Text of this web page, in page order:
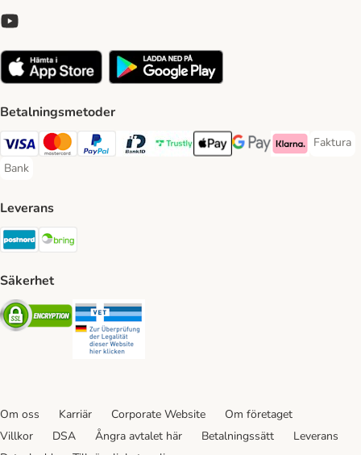
Betalningsmetoder
Visa Payment Method
Mastercard Payment Method
PayPal Payment Method
BankID Payment Method
Trustly Payment Method
Apple Pay Payment Method
Googple Pay Payment
Klarna Payment
Faktura
Faktura
Bank
Bank Payment Method
Leverans
Postnord Shipping Method
Säkerhet
Security
Om oss Karriär Corporate Website
Om företaget
Villkor
DSA Ångra avtalet här Betalningssätt
Leverans